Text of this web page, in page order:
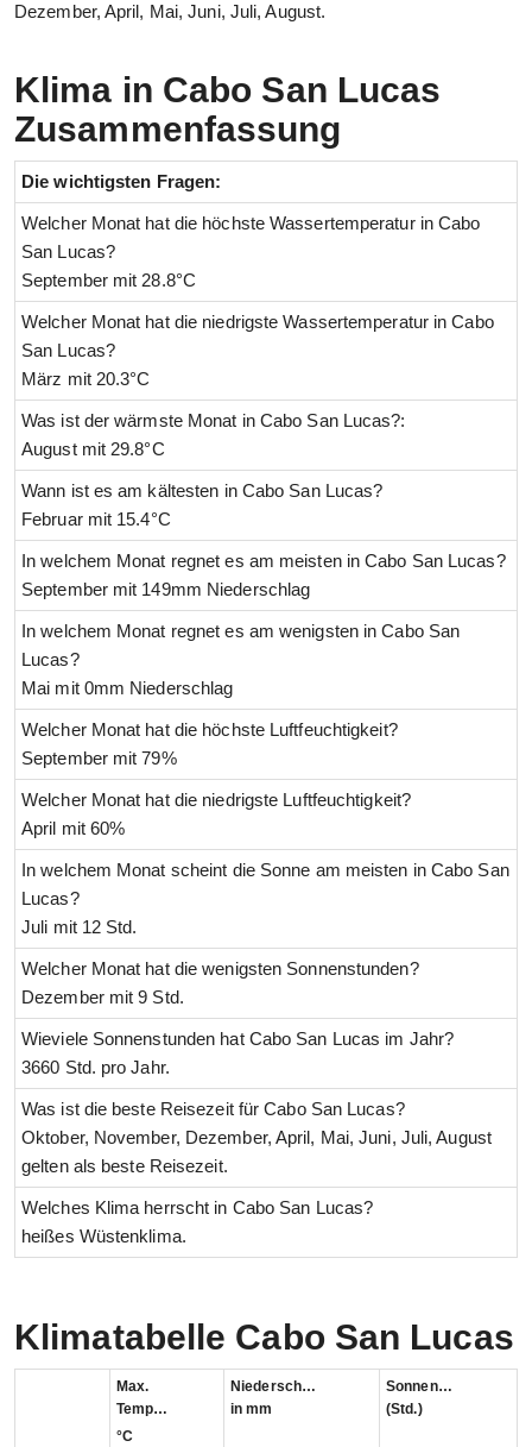
Dezember, April, Mai, Juni, Juli, August.
Klima in Cabo San Lucas
Zusammenfassung
Die wichtigsten Fragen:
Welcher Monat hat die höchste Wassertemperatur in Cabo
San Lucas?
September mit 28.8°C
Welcher Monat hat die niedrigste Wassertemperatur in Cabo
San Lucas?
März mit 20.3°C
Was ist der wärmste Monat in Cabo San Lucas?:
August mit 29.8°C
Wann ist es am kältesten in Cabo San Lucas?
Februar mit 15.4°C
In welchem Monat regnet es am meisten in Cabo San Lucas?
September mit 149mm Niederschlag
In welchem Monat regnet es am wenigsten in Cabo San
Lucas?
Mai mit 0mm Niederschlag
Welcher Monat hat die höchste Luftfeuchtigkeit?
September mit 79%
Welcher Monat hat die niedrigste Luftfeuchtigkeit?
April mit 60%
In welchem Monat scheint die Sonne am meisten in Cabo San
Lucas?
Juli mit 12 Std.
Welcher Monat hat die wenigsten Sonnenstunden?
Dezember mit 9 Std.
Wieviele Sonnenstunden hat Cabo San Lucas im Jahr?
3660 Std. pro Jahr.
Was ist die beste Reisezeit für Cabo San Lucas?
Oktober, November, Dezember, April, Mai, Juni, Juli, August
gelten als beste Reisezeit.
Welches Klima herrscht in Cabo San Lucas?
heißes Wüstenklima.
Klimatabelle Cabo San Lucas
Max.
Temperatur
°C
Niederschlag
in mm
Sonnenstunden
(Std.)